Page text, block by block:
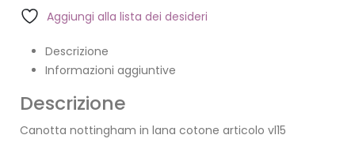
Aggiungi alla lista dei desideri
Descrizione
Informazioni aggiuntive
Descrizione
Canotta nottingham in lana cotone articolo vl15